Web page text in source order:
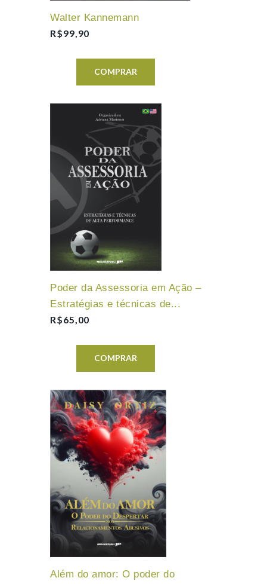
Walter Kannemann
R$99,90
COMPRAR
Poder da Assessoria em Ação –
Estratégias e técnicas de...
R$65,00
COMPRAR
Além do amor: O poder do